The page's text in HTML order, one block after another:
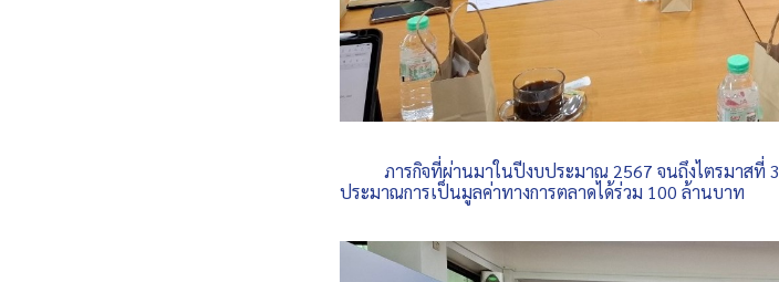
ภารกิจที่ผ่านมาในปีงบประมาณ 2567 จนถึงไตรมาสที่ 3
ประมาณการเป็นมูลค่าทางการตลาดได้ร่วม 100 ล้านบาท